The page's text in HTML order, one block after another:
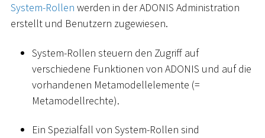
System-Rollen werden in der ADONIS Administration
erstellt und Benutzern zugewiesen.
System-Rollen steuern den Zugriff auf
verschiedene Funktionen von ADONIS und auf die
vorhandenen Metamodellelemente (=
Metamodellrechte).
Ein Spezialfall von System-Rollen sind